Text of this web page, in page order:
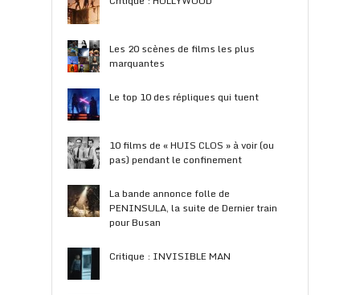
Les 20 scènes de films les plus
marquantes
Le top 10 des répliques qui tuent
10 films de « HUIS CLOS » à voir (ou
pas) pendant le confinement
La bande annonce folle de
PENINSULA, la suite de Dernier train
pour Busan
Critique : INVISIBLE MAN